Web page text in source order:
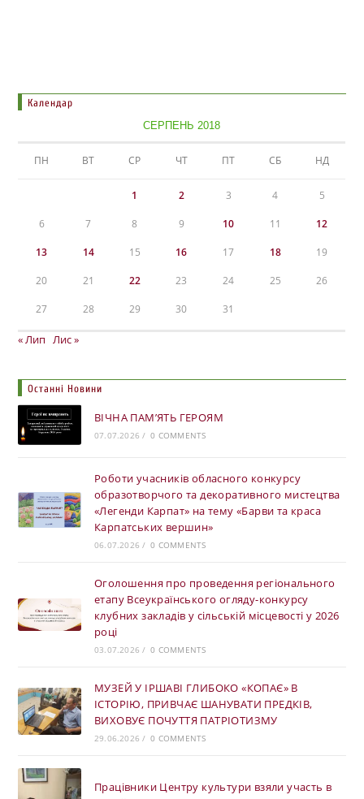
Календар
СЕРПЕНЬ 2018
ПН ВТ СР ЧТ ПТ СБ НД
1 2 3 4 5
6 7 8 9 10 11 12
13 14 15 16 17 18 19
20 21 22 23 24 25 26
27 28 29 30 31
« Лип Лис »
Останні Новини
ВІЧНА ПАМ’ЯТЬ ГЕРОЯМ
07.07.2026 / 0 COMMENTS
Роботи учасників обласного конкурсу
образотворчого та декоративного мистецтва
«Легенди Карпат» на тему «Барви та краса
Карпатських вершин»
06.07.2026 / 0 COMMENTS
Оголошення про проведення регіонального
етапу Всеукраїнського огляду-конкурсу
клубних закладів у сільській місцевості у 2026
році
03.07.2026 / 0 COMMENTS
МУЗЕЙ У ІРШАВІ ГЛИБОКО «КОПАЄ» В
ІСТОРІЮ, ПРИВЧАЄ ШАНУВАТИ ПРЕДКІВ,
ВИХОВУЄ ПОЧУТТЯ ПАТРІОТИЗМУ
29.06.2026 / 0 COMMENTS
Працівники Центру культури взяли участь в